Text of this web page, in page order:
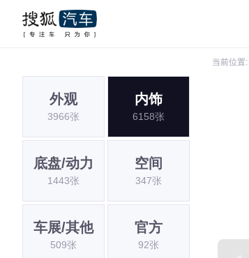
当前位置:
外观
3966张
内饰
6158张
底盘/动力
1443张
空间
347张
车展/其他
509张
官方
92张